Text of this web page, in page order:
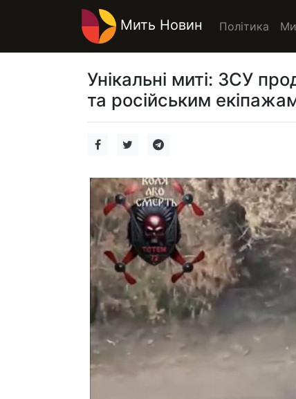
Мить Новин Політика
Унікальні миті: ЗСУ
та російським